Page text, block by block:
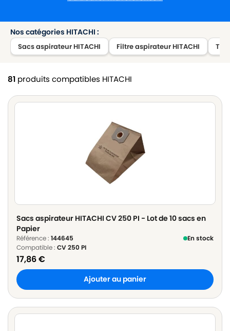
Nos catégories HITACHI :
Sacs aspirateur HITACHI Filtre aspirateur HITACHI
81 produits compatibles HITACHI
Sacs aspirateur HITACHI CV 250 PI - Lot de 10 sacs en
Papier
Référence : 144645
En stock
Compatible : CV 250 PI
17,86€
Ajouter au panier